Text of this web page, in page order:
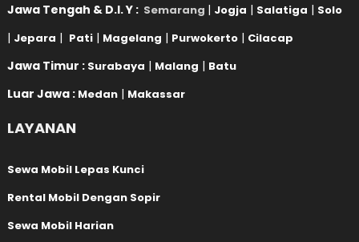
Jawa Tengah & D.I. Y : Semarang | Jogja | Salatiga | Solo
| Jepara | Pati | Magelang | Purwokerto | Cilacap
Jawa Timur : Surabaya | Malang | Batu
Luar Jawa : Medan | Makassar
LAYANAN
Sewa Mobil Lepas Kunci
Rental Mobil Dengan Sopir
Sewa Mobil Harian